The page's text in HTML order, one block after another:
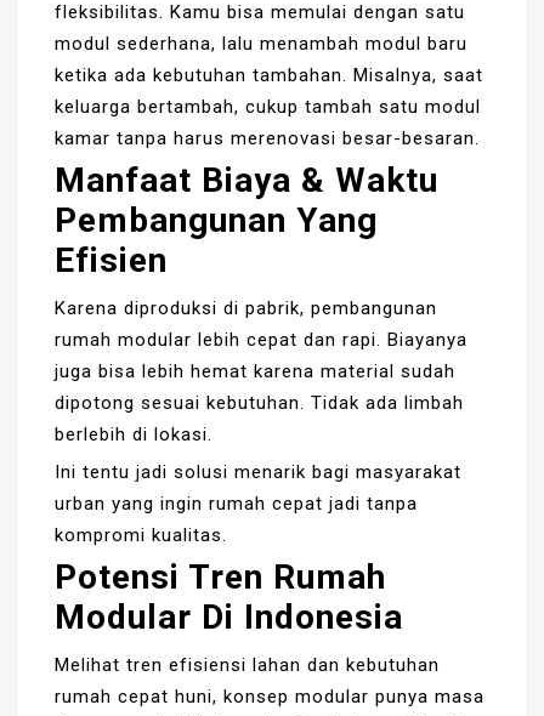
fleksibilitas. Kamu bisa memulai dengan satu
modul sederhana, lalu menambah modul baru
ketika ada kebutuhan tambahan. Misalnya, saat
keluarga bertambah, cukup tambah satu modul
kamar tanpa harus merenovasi besar-besaran.
Manfaat Biaya & Waktu
Pembangunan Yang
Efisien
Karena diproduksi di pabrik, pembangunan
rumah modular lebih cepat dan rapi. Biayanya
juga bisa lebih hemat karena material sudah
dipotong sesuai kebutuhan. Tidak ada limbah
berlebih di lokasi.
Ini tentu jadi solusi menarik bagi masyarakat
urban yang ingin rumah cepat jadi tanpa
kompromi kualitas.
Potensi Tren Rumah
Modular Di Indonesia
Melihat tren efisiensi lahan dan kebutuhan
rumah cepat huni, konsep modular punya masa